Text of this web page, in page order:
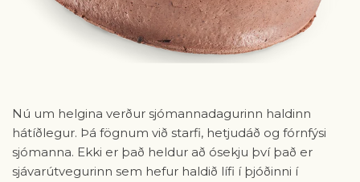
Nú um helgina verður sjómannadagurinn haldinn
hátíðlegur. Þá fögnum við starfi, hetjudáð og fórnfýsi
sjómanna. Ekki er það heldur að ósekju því það er
sjávarútvegurinn sem hefur haldið lífi í þjóðinni í